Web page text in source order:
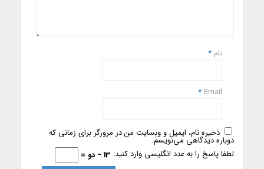
نام *
Email
*
ذخیره نام، ایمیل و وبسایت من در مرورگر برای زمانی که
دوباره دیدگاهی می‌نویسم.
لطفا پاسخ را به عدد انگلیسی وارد کنید: 13 − دو =